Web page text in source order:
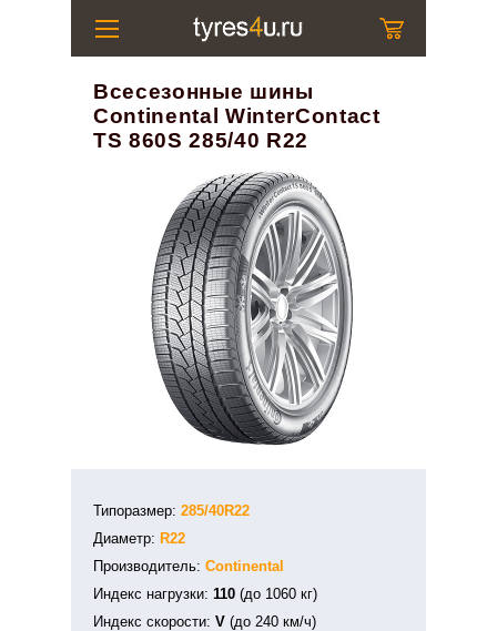
Всесезонные шины
Continental WinterContact
TS 860S 285/40 R22
Типоразмер: 285/40R22
Диаметр: R22
Производитель: Continental
Индекс нагрузки: 110 (до 1060 кг)
Индекс скорости: V (до 240 км/ч)